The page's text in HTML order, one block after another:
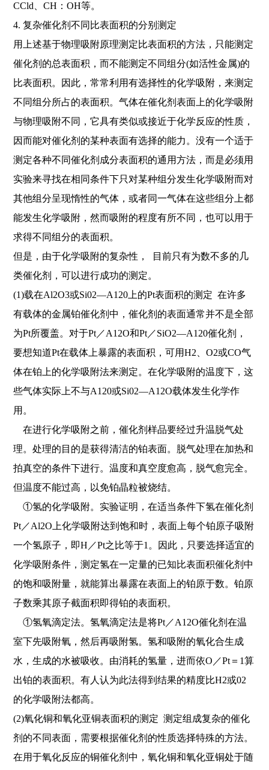
CCld、CH：OH等。
4. 复杂催化剂不同比表面积的分别测定
用上述基于物理吸附原理测定比表面积的方法，只能测定
催化剂的总表面积，而不能测定不同组分(如活性金属)的
比表面积。因此，常常利用有选择性的化学吸附，来测定
不同组分所占的表面积。气体在催化剂表面上的化学吸附
与物理吸附不同，它具有类似或接近于化学反应的性质，
因而能对催化剂的某种表面有选择的能力。没有一个适于
测定各种不同催化剂成分表面积的通用方法，而是必须用
实验来寻找在相同条件下只对某种组分发生化学吸附而对
其他组分呈现惰性的气体，或者同一气体在这些组分上都
能发生化学吸附，然而吸附的程度有所不同，也可以用于
求得不同组分的表面积。
但是，由于化学吸附的复杂性， 目前只有为数不多的几
类催化剂，可以进行成功的测定。
(1)载在Al2O3或Si02—A120上的Pt表面积的测定 在许多
有载体的金属铂催化剂中，催化剂的表面通常并不是全部
为Pt所覆盖。对于Pt／A12O和Pt／SiO2—A120催化剂，
要想知道Pt在载体上暴露的表面积，可用H2、O2或CO气
体在铂上的化学吸附法来测定。在化学吸附的温度下，这
些气体实际上不与A120或Si02—A12O载体发生化学作
用。
在进行化学吸附之前，催化剂样品要经过升温脱气处
理。处理的目的是获得清洁的铂表面。脱气处理在加热和
拍真空的条件下进行。温度和真空度愈高，脱气愈完全。
但温度不能过高，以免铂晶粒被烧结。
①氢的化学吸附。实验证明，在适当条件下氢在催化剂
Pt／Al2O上化学吸附达到饱和时，表面上每个铂原子吸附
一个氢原子，即H／Pt之比等于1。因此，只要选择适宜的
化学吸附条件，测定氢在一定量的已知比表面积催化剂中
的饱和吸附量，就能算出暴露在表面上的铂原于数。铂原
子数乘其原子截面积即得铂的表面积。
①氢氧滴定法。氢氧滴定法是将Pt／A12O催化剂在温
室下先吸附氧，然后再吸附氢。氢和吸附的氧化合生成
水，生成的水被吸收。由消耗的氢量，进而依O／Pt＝1算
出铂的表面积。有人认为此法得到结果的精度比H2或02
的化学吸附法都高。
(2)氧化铜和氧化亚铜表面积的测定 测定组成复杂的催化
剂的不同表面，需要根据催化剂的性质选择特殊的方法。
在用于氧化反应的铜催化剂中，氧化铜和氧化亚铜处于随